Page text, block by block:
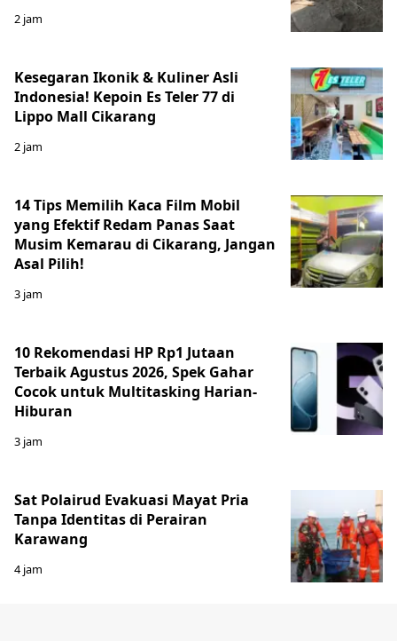
2 jam
Kesegaran Ikonik & Kuliner Asli
Indonesia! Kepoin Es Teler 77 di
Lippo Mall Cikarang
2 jam
14 Tips Memilih Kaca Film Mobil
yang Efektif Redam Panas Saat
Musim Kemarau di Cikarang, Jangan
Asal Pilih!
3 jam
10 Rekomendasi HP Rp1 Jutaan
Terbaik Agustus 2026, Spek Gahar
Cocok untuk Multitasking Harian-
Hiburan
3 jam
Sat Polairud Evakuasi Mayat Pria
Tanpa Identitas di Perairan
Karawang
4 jam